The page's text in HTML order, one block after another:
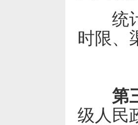
统计
时限、
第
级人民